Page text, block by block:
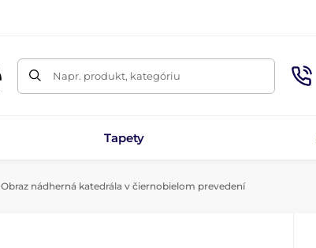
Napr. produkt, kategóriu
Tapety
Obraz nádherná katedrála v čiernobielom prevedení